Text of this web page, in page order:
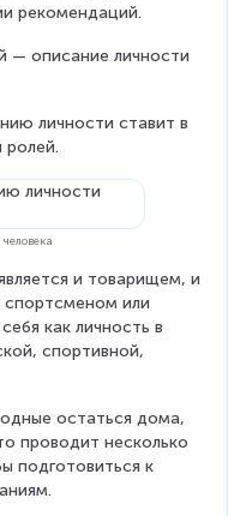
рекомендаций.
— описание личности
личности ставит в
ролей.
и товарищем, и
или
как личность в
спортивной,
остаться дома,
проводит несколько
подготовиться к